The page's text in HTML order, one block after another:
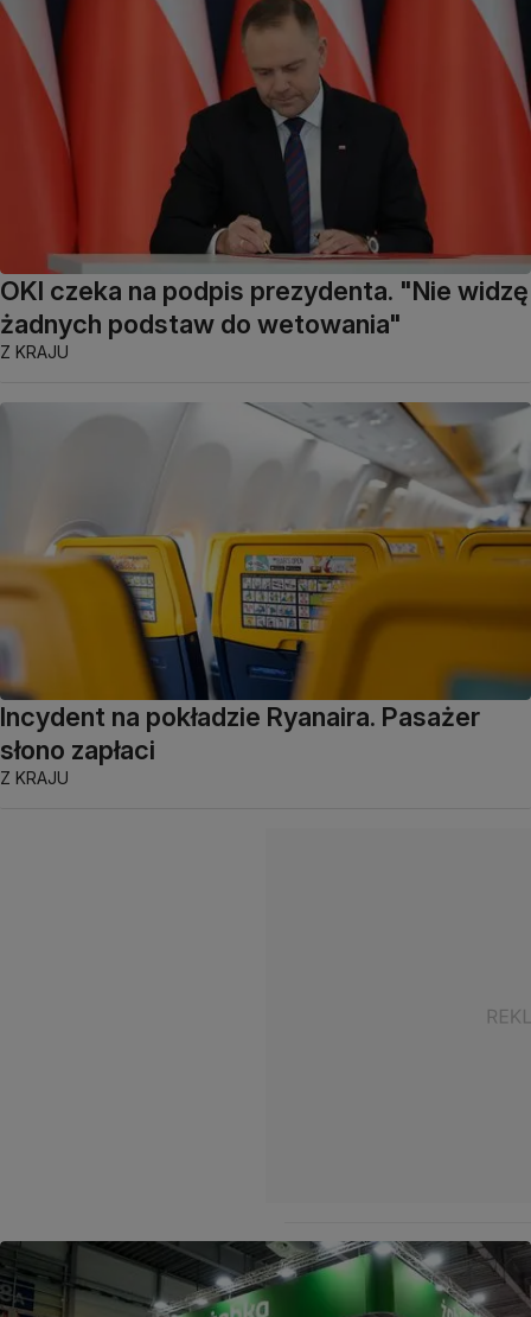
OKI czeka na podpis prezydenta. "Nie widzę
żadnych podstaw do wetowania"
Z KRAJU
Incydent na pokładzie Ryanaira. Pasażer
słono zapłaci
Z KRAJU